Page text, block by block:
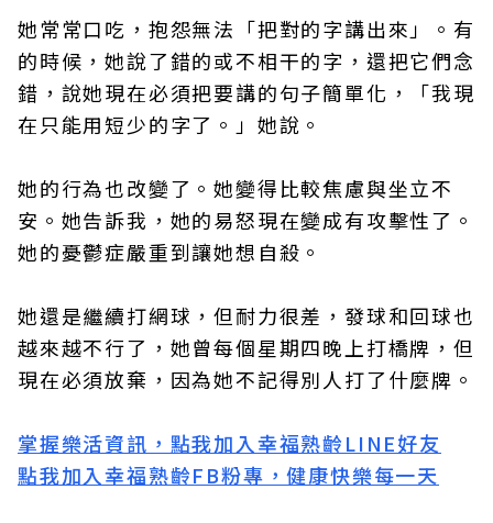
她常常口吃，抱怨無法「把對的字講出來」。有
的時候，她說了錯的或不相干的字，還把它們念
錯，說她現在必須把要講的句子簡單化，「我現
在只能用短少的字了。」她說。
她的行為也改變了。她變得比較焦慮與坐立不
安。她告訴我，她的易怒現在變成有攻擊性了。
她的憂鬱症嚴重到讓她想自殺。
她還是繼續打網球，但耐力很差，發球和回球也
越來越不行了，她曾每個星期四晚上打橋牌，但
現在必須放棄，因為她不記得別人打了什麼牌。
掌握樂活資訊，點我加入幸福熟齡LINE好友
點我加入幸福熟齡FB粉專，健康快樂每一天